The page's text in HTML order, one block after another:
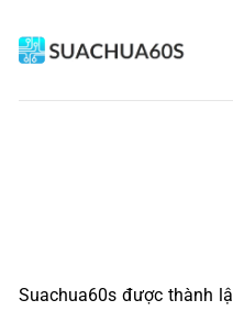
Suachua60s được thành